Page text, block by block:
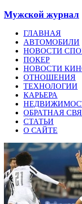
Мужской журнал
ГЛАВНАЯ
АВТОМОБИЛИ
НОВОСТИ
ПОКЕР
НОВОСТИ
ОТНОШЕНИЯ
ТЕХНОЛОГИИ
КАРЬЕРА
ОБРАТНАЯ
СТАТЬИ
О САЙТЕ